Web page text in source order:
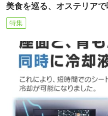
美食を巡る、オステリア
特集